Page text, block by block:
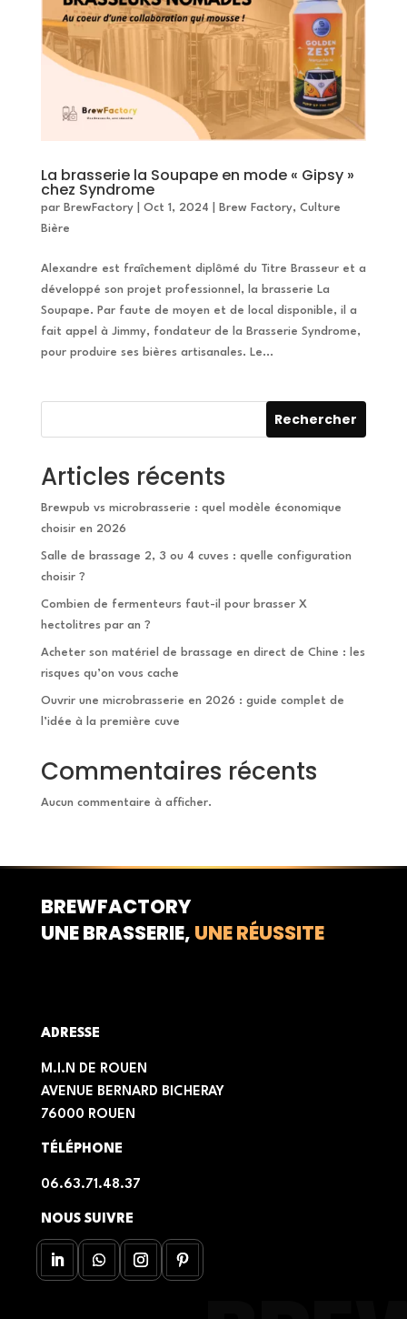
La brasserie la Soupape en mode « Gipsy »
chez Syndrome
par BrewFactory| Oct 1, 2024 Brew Factory, Culture
Bière
Alexandre est fraîchement diplômé du Titre Brasseur et a
développé son projet professionnel, la brasserie La
Soupape. Par faute de moyen et de local disponible, il a
fait appel à Jimmy, fondateur de la Brasserie Syndrome,
pour produire ses bières artisanales. Le...
Rechercher
Articles récents
Brewpub vs microbrasserie : quel modèle économique
choisir en 2026
Salle de brassage 2, 3 ou 4 cuves : quelle configuration
choisir ?
Combien de fermenteurs faut-il pour brasser X
hectolitres par an ?
Acheter son matériel de brassage en direct de Chine : les
risques qu’on vous cache
Ouvrir une microbrasserie en 2026 : guide complet de
l’idée à la première cuve
Commentaires récents
Aucun commentaire à afficher.
BREWFACTORY
UNE BRASSERIE, UNE RÉUSSITE
ADRESSE
M.I.N DE ROUEN
AVENUE BERNARD BICHERAY
76000 ROUEN
TÉLÉPHONE
06.63.71.48.37
NOUS SUIVRE